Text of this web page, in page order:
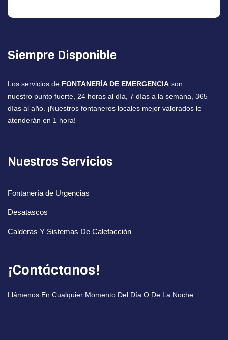
Siempre Disponible
Los servicios de FONTANERÍA DE EMERGENCIA son
nuestro punto fuerte, 24 horas al día, 7 días a la semana, 365
días al año. ¡Nuestros fontaneros locales mejor valorados le
atenderán en 1 hora!
Nuestros Servicios
Fontanería de Urgencias
Desatascos
Calderas Y Sistemas De Calefacción
¡Contáctanos!
Llámenos En Cualquier Momento Del Día O De La Noche: